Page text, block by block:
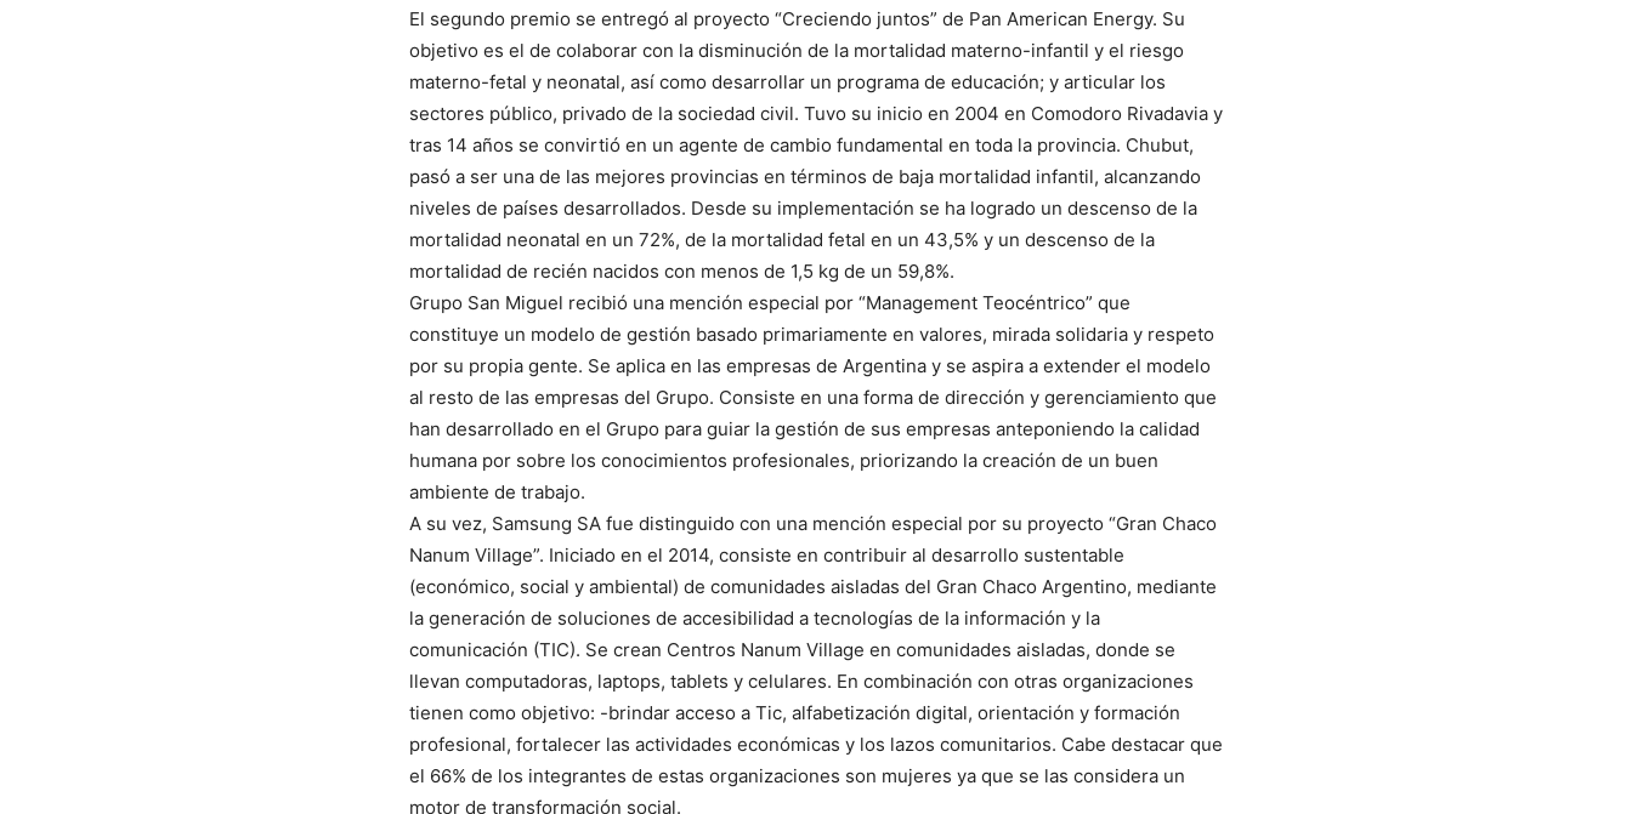
El segundo premio se entregó al proyecto “Creciendo juntos” de Pan American Energy. Su
objetivo es el de colaborar con la disminución de la mortalidad materno-infantil y el riesgo
materno-fetal y neonatal, así como desarrollar un programa de educación; y articular los
sectores público, privado de la sociedad civil. Tuvo su inicio en 2004 en Comodoro Rivadavia y
tras 14 años se convirtió en un agente de cambio fundamental en toda la provincia. Chubut,
pasó a ser una de las mejores provincias en términos de baja mortalidad infantil, alcanzando
niveles de países desarrollados. Desde su implementación se ha logrado un descenso de la
mortalidad neonatal en un 72%, de la mortalidad fetal en un 43,5% y un descenso de la
mortalidad de recién nacidos con menos de 1,5 kg de un 59,8%.
Grupo San Miguel recibió una mención especial por “Management Teocéntrico” que
constituye un modelo de gestión basado primariamente en valores, mirada solidaria y respeto
por su propia gente. Se aplica en las empresas de Argentina y se aspira a extender el modelo
al resto de las empresas del Grupo. Consiste en una forma de dirección y gerenciamiento que
han desarrollado en el Grupo para guiar la gestión de sus empresas anteponiendo la calidad
humana por sobre los conocimientos profesionales, priorizando la creación de un buen
ambiente de trabajo.
A su vez, Samsung SA fue distinguido con una mención especial por su proyecto “Gran Chaco
Nanum Village”. Iniciado en el 2014, consiste en contribuir al desarrollo sustentable
(económico, social y ambiental) de comunidades aisladas del Gran Chaco Argentino, mediante
la generación de soluciones de accesibilidad a tecnologías de la información y la
comunicación (TIC). Se crean Centros Nanum Village en comunidades aisladas, donde se
llevan computadoras, laptops, tablets y celulares. En combinación con otras organizaciones
tienen como objetivo: -brindar acceso a Tic, alfabetización digital, orientación y formación
profesional, fortalecer las actividades económicas y los lazos comunitarios. Cabe destacar que
el 66% de los integrantes de estas organizaciones son mujeres ya que se las considera un
motor de transformación social.